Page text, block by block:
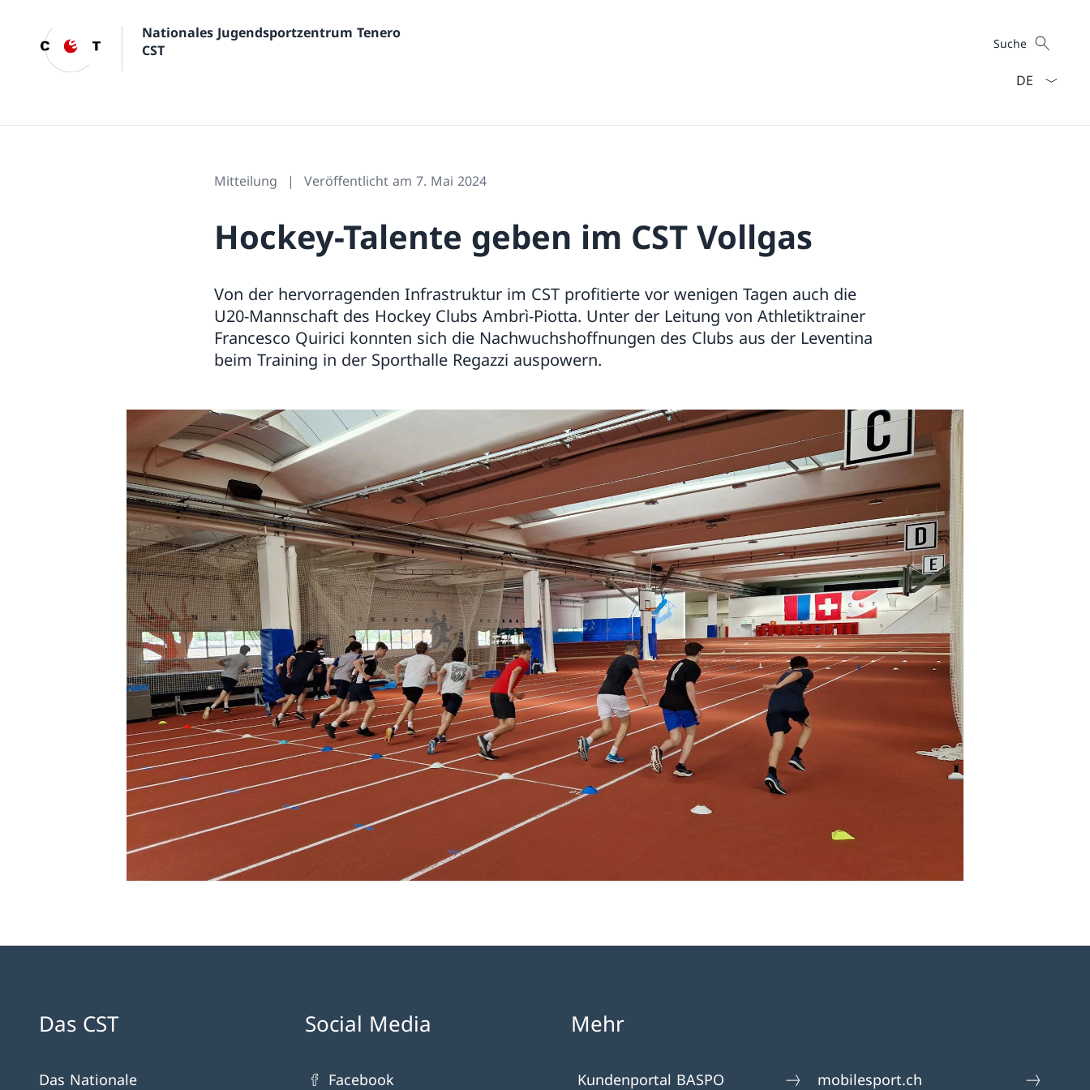
Nationales Jugendsportzentrum Tenero
CST
Suche
Suche
Mitteilung Veröffentlicht am 7. Mai 2024
Hockey-Talente geben im CST Vollgas
Von der hervorragenden Infrastruktur im CST profitierte vor wenigen Tagen auch die
U20-Mannschaft des Hockey Clubs Ambrì-Piotta. Unter der Leitung von Athletiktrainer
Francesco Quirici konnten sich die Nachwuchshoffnungen des Clubs aus der Leventina
beim Training in der Sporthalle Regazzi auspowern.
Das CST
Das Nationale
Social Media
Facebook
Mehr
Kundenportal BASPO mobilesport.ch